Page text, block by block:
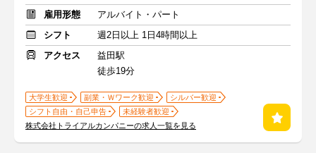
雇用形態
アルバイト・パート
シフト
週2日以上 1日4時間以上
アクセス
益田駅
徒歩19分
大学生歓迎 副業・Ｗワーク歓迎
シルバー歓迎
シフト自由・自己申告
未経験者歓迎
株式会社トライアルカンパニーの求人一覧を見る